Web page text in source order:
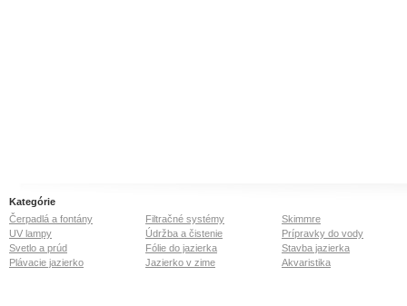
Kategórie
Čerpadlá a fontány
Filtračné systémy
Skimmre
UV lampy
Údržba a čistenie
Prípravky do vody
Svetlo a prúd
Fólie do jazierka
Stavba jazierka
Plávacie jazierko
Jazierko v zime Akvaristika